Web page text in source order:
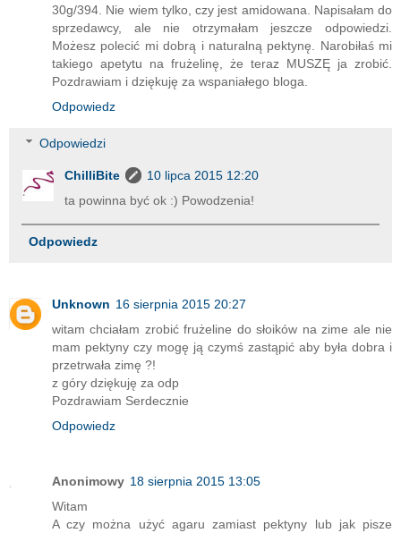
30g/394. Nie wiem tylko, czy jest amidowana. Napisałam do
sprzedawcy, ale nie otrzymałam jeszcze odpowiedzi.
Możesz polecić mi dobrą i naturalną pektynę. Narobiłaś mi
takiego apetytu na frużelinę, że teraz MUSZĘ ja zrobić.
Pozdrawiam i dziękuję za wspaniałego bloga.
Odpowiedz
Odpowiedzi
ChilliBite
10 lipca 2015 12:20
ta powinna być ok :) Powodzenia!
Odpowiedz
Unknown 16 sierpnia 2015 20:27
witam chciałam zrobić frużeline do słoików na zime ale nie
mam pektyny czy mogę ją czymś zastąpić aby była dobra i
przetrwała zimę ?!
z góry dziękuję za odp
Pozdrawiam Serdecznie
Odpowiedz
Anonimowy 18 sierpnia 2015 13:05
Witam
A czy można użyć agaru zamiast pektyny lub jak pisze